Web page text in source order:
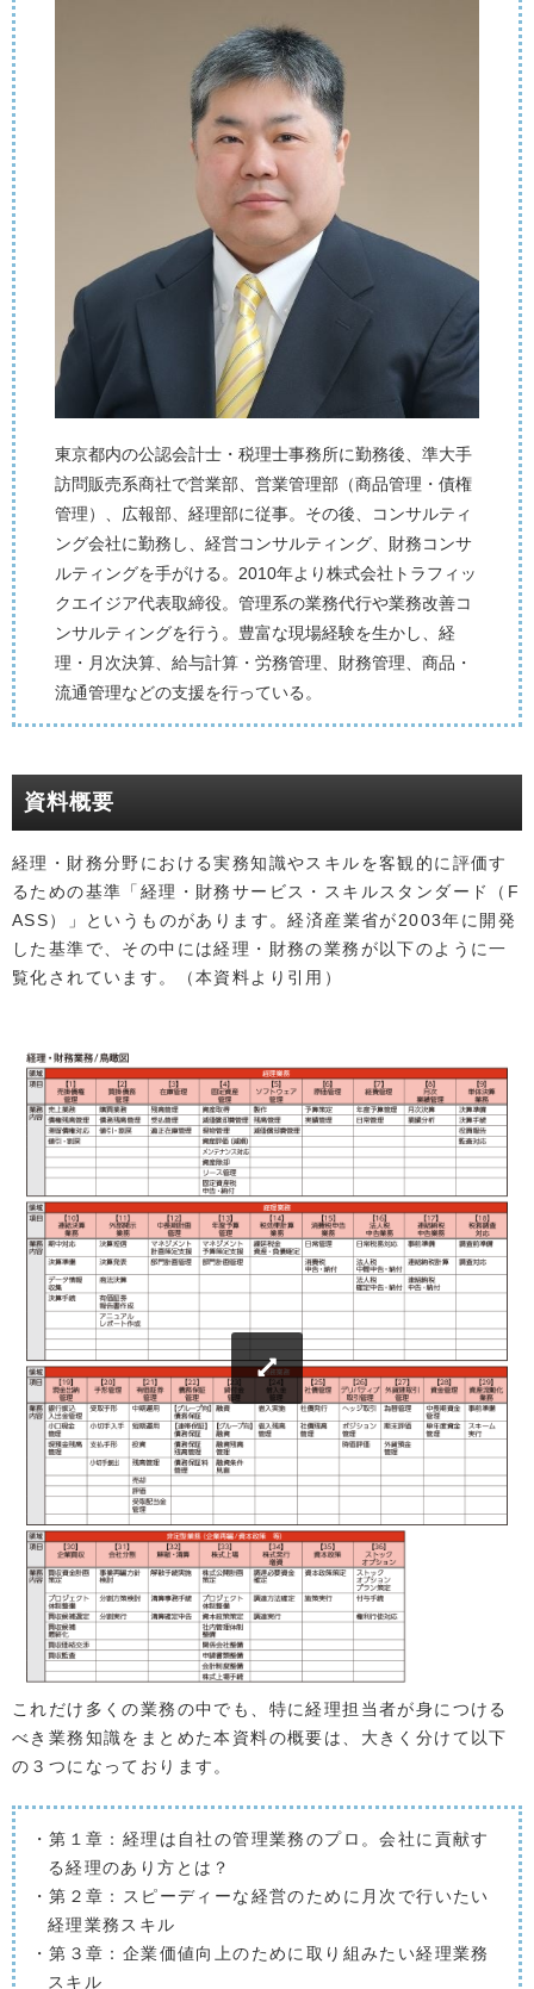
東京都内の公認会計士・税理士事務所に勤務後、準大手
訪問販売系商社で営業部、営業管理部（商品管理・債権
管理）、広報部、経理部に従事。その後、コンサルティ
ング会社に勤務し、経営コンサルティング、財務コンサ
ルティングを手がける。2010年より株式会社トラフィッ
クエイジア代表取締役。管理系の業務代行や業務改善コ
ンサルティングを行う。豊富な現場経験を生かし、経
理・月次決算、給与計算・労務管理、財務管理、商品・
流通管理などの支援を行っている。
資料概要
経理・財務分野における実務知識やスキルを客観的に評価す
るための基準「経理・財務サービス・スキルスタンダード（F
ASS）」というものがあります。経済産業省が2003年に開発
した基準で、その中には経理・財務の業務が以下のように一
覧化されています。（本資料より引用）
これだけ多くの業務の中でも、特に経理担当者が身につける
べき業務知識をまとめた本資料の概要は、大きく分けて以下
の３つになっております。
・第１章：経理は自社の管理業務のプロ。会社に貢献す
る経理のあり方とは？
・第２章：スピーディーな経営のために月次で行いたい
経理業務スキル
・第３章：企業価値向上のために取り組みたい経理業務
スキル